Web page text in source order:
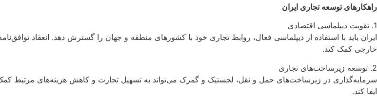
راهکارهای توسعه تجاری ایران
1. تقویت دیپلماسی اقتصادی
ایران باید با استفاده از دیپلماسی فعال، روابط تجاری خود با کشورهای منطقه و جهان را گسترش دهد. انعقاد
خارجی کمک کند.
2. توسعه زیرساخت‌های تجاری
سرمایه‌گذاری در زیرساخت‌های حمل و نقل، لجستیک و گمرک می‌تواند به تسهیل تجارت و کاهش هزینه‌های مرتبط
ایفا کند.